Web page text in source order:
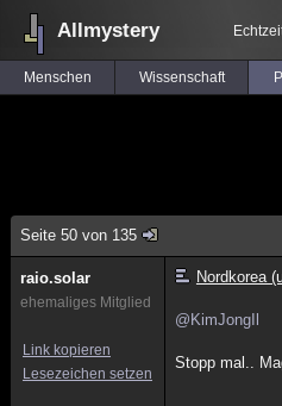
Allmystery
Menschen Wissenschaft
Seite 50 von 135
raio.solar
ehemaliges Mitglied
Link kopieren
Lesezeichen setzen
Nordkorea
@KimJongIl
Stopp mal..